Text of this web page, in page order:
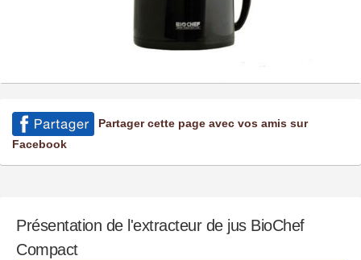
Partager cette page avec vos amis sur
Facebook
Présentation de l'extracteur de jus BioChef
Compact